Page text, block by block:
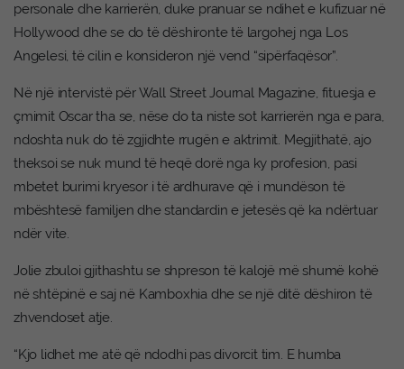
personale dhe karrierën, duke pranuar se ndihet e kufizuar në
Hollywood dhe se do të dëshironte të largohej nga Los
Angelesi, të cilin e konsideron një vend “sipërfaqësor”.
Në një intervistë për Wall Street Journal Magazine, fituesja e
çmimit Oscar tha se, nëse do ta niste sot karrierën nga e para,
ndoshta nuk do të zgjidhte rrugën e aktrimit. Megjithatë, ajo
theksoi se nuk mund të heqë dorë nga ky profesion, pasi
mbetet burimi kryesor i të ardhurave që i mundëson të
mbështesë familjen dhe standardin e jetesës që ka ndërtuar
ndër vite.
Jolie zbuloi gjithashtu se shpreson të kalojë më shumë kohë
në shtëpinë e saj në Kamboxhia dhe se një ditë dëshiron të
zhvendoset atje.
“Kjo lidhet me atë që ndodhi pas divorcit tim. E humba